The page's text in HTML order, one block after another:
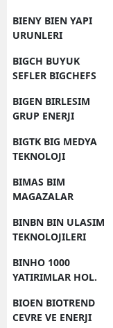
BIENY BIEN YAPI
URUNLERI
BIGCH BUYUK
SEFLER BIGCHEFS
BIGEN BIRLESIM
GRUP ENERJI
BIGTK BIG MEDYA
TEKNOLOJI
BIMAS BIM
MAGAZALAR
BINBN BIN ULASIM
TEKNOLOJILERI
BINHO 1000
YATIRIMLAR HOL.
BIOEN BIOTREND
CEVRE VE ENERJI